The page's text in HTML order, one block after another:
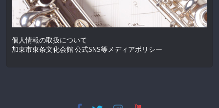
個人情報の取扱について
加東市東条文化会館 公式SNS等メディアポリシー